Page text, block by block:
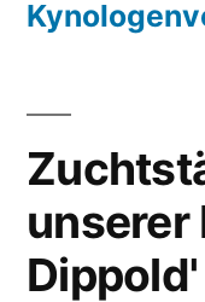
unserer
Dippold'